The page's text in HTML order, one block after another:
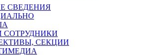
СВЕДЕНИЯ
СЕКЦИИ